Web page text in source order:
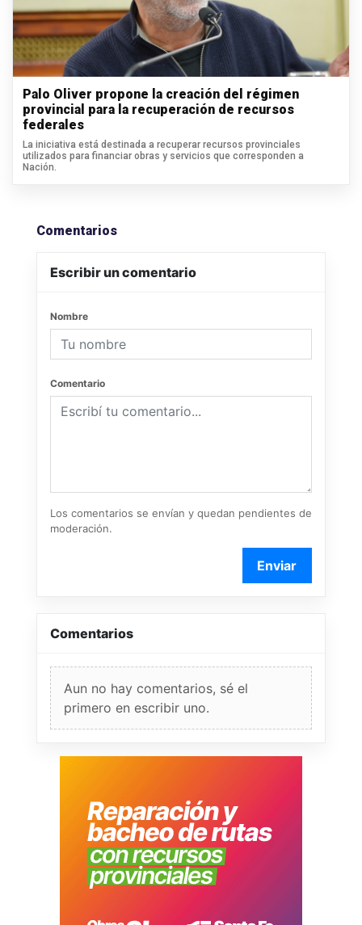
Palo Oliver propone la creación del régimen
provincial para la recuperación de recursos
federales
La iniciativa está destinada a recuperar recursos provinciales
utilizados para financiar obras y servicios que corresponden a
Nación.
Comentarios
Escribir un comentario
Nombre
Comentario
Los comentarios se envían y quedan pendientes de
moderación.
Enviar
Comentarios
Aun no hay comentarios, sé el
primero en escribir uno.